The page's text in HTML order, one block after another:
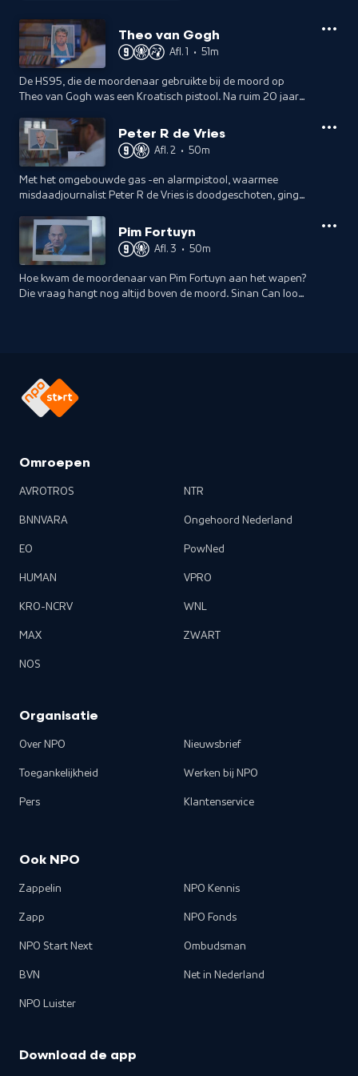
Theo van Gogh
Afl. 1 • 51m
De HS95, die de moordenaar gebruikte bij de moord op
Theo van Gogh was een Kroatisch pistool. Na ruim 20 jaar
aan Mohammed B geleverd?Peter R de Vries
Afl. 2 • 50m
Met het omgebouwde gas -en alarmpistool, waarmee
misdaadjournalist Peter R de Vries is doodgeschoten, ging
de gevolgen?
Pim Fortuyn
Afl. 3 • 50m
Hoe kwam de moordenaar van Pim Fortuyn aan het wapen?
Die vraag hangt nog altijd boven de moord. Sinan Can loopt
Omroepen
AVROTROS
BNNVARA
EO
HUMAN
KRO-NCRV
MAX
NOS
NTR
Ongehoord Nederland
PowNed
VPRO
WNL
ZWART
Organisatie
Over NPO
Toegankelijkheid
Pers
Nieuwsbrief
Werken bij NPO
Klantenservice
Ook NPO
Zappelin
Zapp
NPO Start Next
BVN
NPO Luister
NPO Kennis
NPO Fonds
Ombudsman
Net in Nederland
Download de app